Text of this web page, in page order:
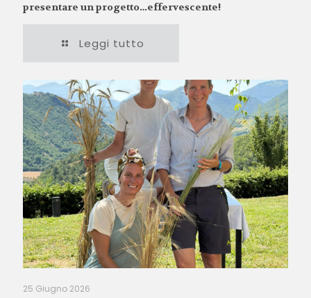
presentare un progetto…effervescente!
Leggi tutto
25 Giugno 2026